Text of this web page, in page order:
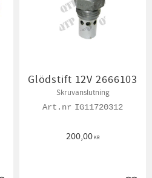
Glödstift 12V 2666103
Skruvanslutning
IG11720312
200,00KR